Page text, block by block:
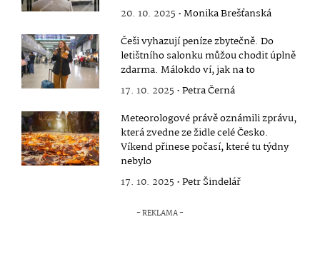
20. 10. 2025 •Monika Brešťanská
Češi vyhazují peníze zbytečně. Do
letištního salonku můžou chodit úplně
zdarma. Málokdo ví, jak na to
17. 10. 2025 •Petra Černá
Meteorologové právě oznámili zprávu,
která zvedne ze židle celé Česko.
Víkend přinese počasí, které tu týdny
nebylo
17. 10. 2025 •Petr Šindelář